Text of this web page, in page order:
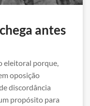
antes
eleitoral porque,
oposição
discordância
propósito para